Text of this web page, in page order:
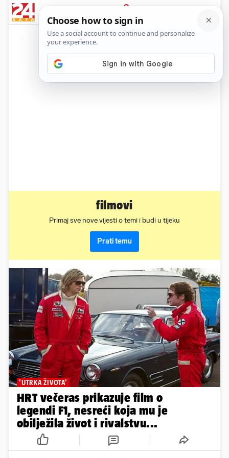
PRIJAVA
News
filmovi
Primaj sve nove vijesti o temi i budi u tijeku
Prati temu
'UTRKA ŽIVOTA'
HRT večeras prikazuje film o
legendi F1, nesreći koja mu je
obilježila život i rivalstvu...